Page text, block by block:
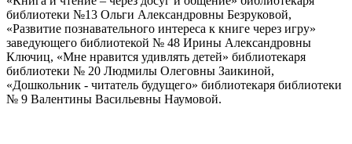
библиотеки №13 Ольги Александровны Безруковой,
«Развитие познавательного интереса к книге через игру»
заведующего библиотекой № 48 Ирины Александровны
Ключиц, «Мне нравится удивлять детей» библиотекаря
библиотеки № 20 Людмилы Олеговны Заикиной,
«Дошкольник - читатель будущего» библиотекаря библиотеки
№ 9 Валентины Васильевны Наумовой.